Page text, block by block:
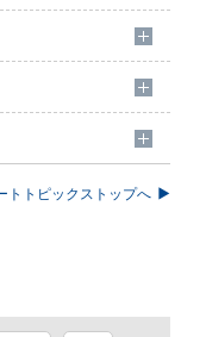
トトピックストップへ